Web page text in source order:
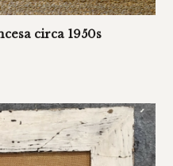
circa 1950s